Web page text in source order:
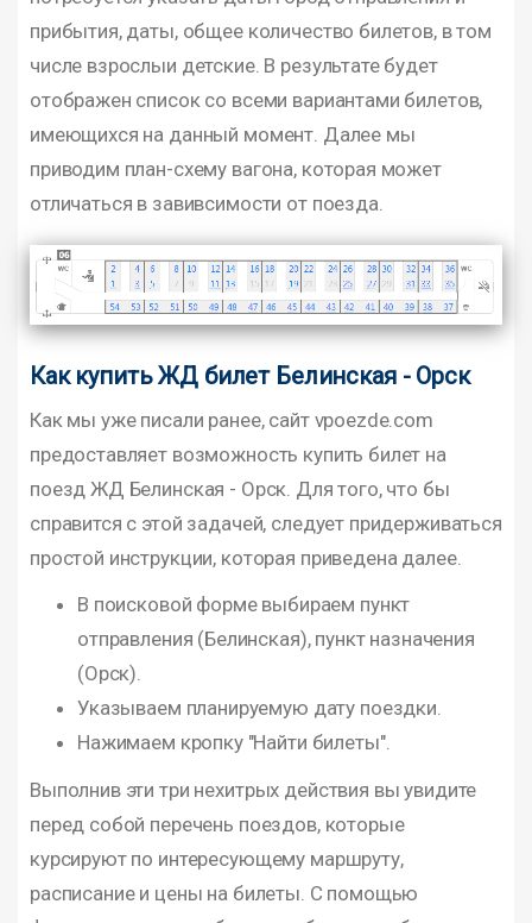
прибытия, даты, общее количество билетов, в том
числе взрослыи детские. В результате будет
отображен список со всеми вариантами билетов,
имеющихся на данный момент. Далее мы
приводим план-схему вагона, которая может
отличаться в завивсимости от поезда.
Как купить ЖД билет Белинская - Орск
Как мы уже писали ранее, сайт vpoezde.com
предоставляет возможность купить билет на
поезд ЖД Белинская - Орск. Для того, что бы
справится с этой задачей, следует придерживаться
простой инструкции, которая приведена далее.
В поисковой форме выбираем пункт
отправления (Белинская), пункт назначения
(Орск).
Указываем планируемую дату поездки.
Нажимаем кропку "Найти билеты".
Выполнив эти три нехитрых действия вы увидите
перед собой перечень поездов, которые
курсируют по интересующему маршруту,
расписание и цены на билеты. С помощью